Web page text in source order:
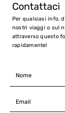
Contattaci
Per qualsiasi info,
nostri viaggi o sul
attraverso questo
rapidamente!